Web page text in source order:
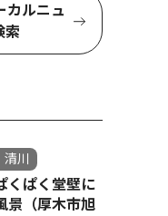
カルニュ
索
川
ぱく堂壁に
景（厚木市旭